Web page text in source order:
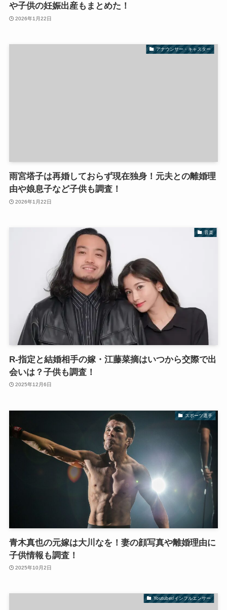
や子供の妊娠出産もまとめた！
2026年1月22日
アナウンサー・キャスター
雨宮塔子は再婚しておらず現在独身！元夫との離婚理
由や娘息子など子供も調査！
2026年1月22日
音楽
R-指定と結婚相手の嫁・江藤菜摘はいつから交際で出
会いは？子供も調査！
2025年12月6日
スポーツ選手
青木真也の元嫁は大川なを！妻の顔写真や離婚理由に
子供情報も調査！
2025年10月2日
Youtuber/インフルエンサー